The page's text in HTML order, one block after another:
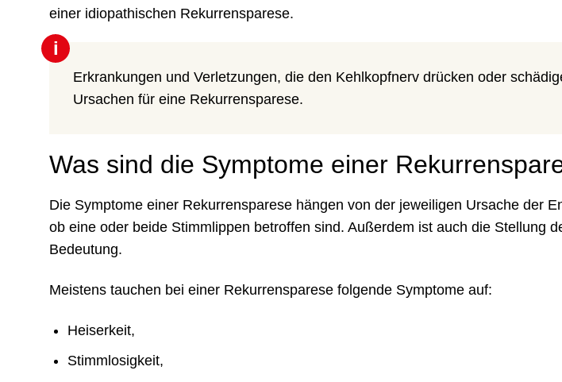
einer idiopathischen Rekurrensparese.
i
Erkrankungen und Verletzungen, die den Kehlkopfnerv drücken oder
Ursachen für eine Rekurrensparese.
Was sind die Symptome einer
Die Symptome einer Rekurrensparese hängen von der jeweiligen Ursache der
ob eine oder beide Stimmlippen betroffen sind. Außerdem ist auch die Stellung
Bedeutung.
Meistens tauchen bei einer Rekurrensparese folgende Symptome auf:
Heiserkeit,
Stimmlosigkeit,